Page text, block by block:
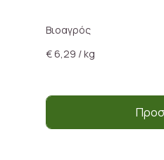
Βιοαγρός
€ 6,29 / kg